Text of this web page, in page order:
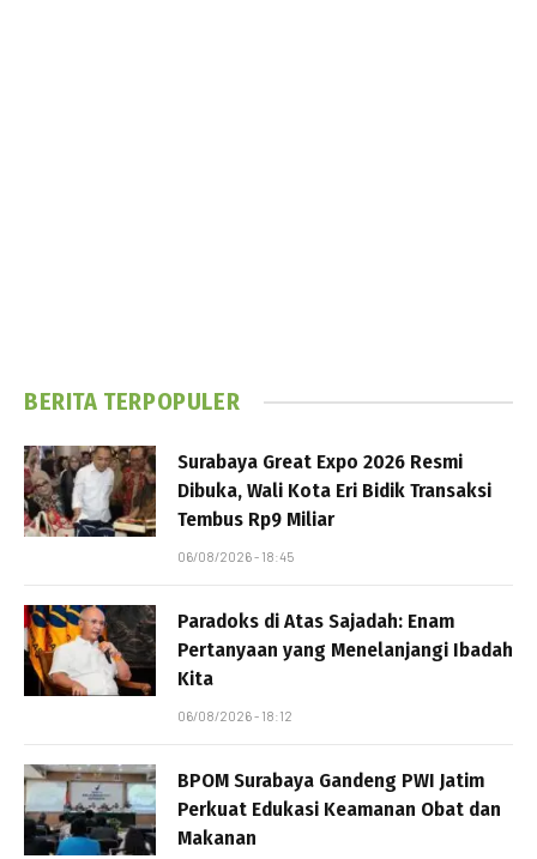
BERITA TERPOPULER
Surabaya Great Expo 2026 Resmi
Dibuka, Wali Kota Eri Bidik Transaksi
Tembus Rp9 Miliar
06/08/2026 - 18:45
Paradoks di Atas Sajadah: Enam
Pertanyaan yang Menelanjangi Ibadah
Kita
06/08/2026 - 18:12
BPOM Surabaya Gandeng PWI Jatim
Perkuat Edukasi Keamanan Obat dan
Makanan